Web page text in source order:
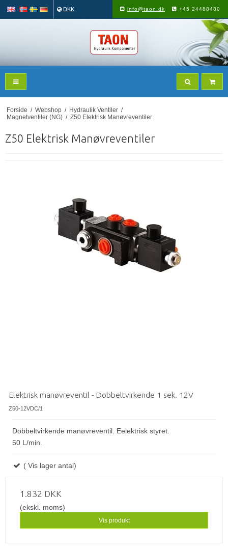
DKK info@taon.dk +45 24488480
Forside / Webshop / Hydraulik Ventiler /
Magnetventiler (NG) / Z50 Elektrisk Manøvreventiler
Z50 Elektrisk Manøvreventiler
Elektrisk manøvreventil - Dobbeltvirkende 1 sek. 12V
Z50-12VDC/1
Dobbeltvirkende manøvreventil. Eelektrisk styret.
50 L/min.
( Vis lager antal)
1.832 DKK
(ekskl. moms)
Vis produkt